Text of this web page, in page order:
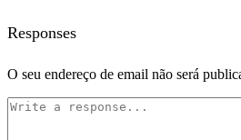
Responses
O seu endereço de email não será